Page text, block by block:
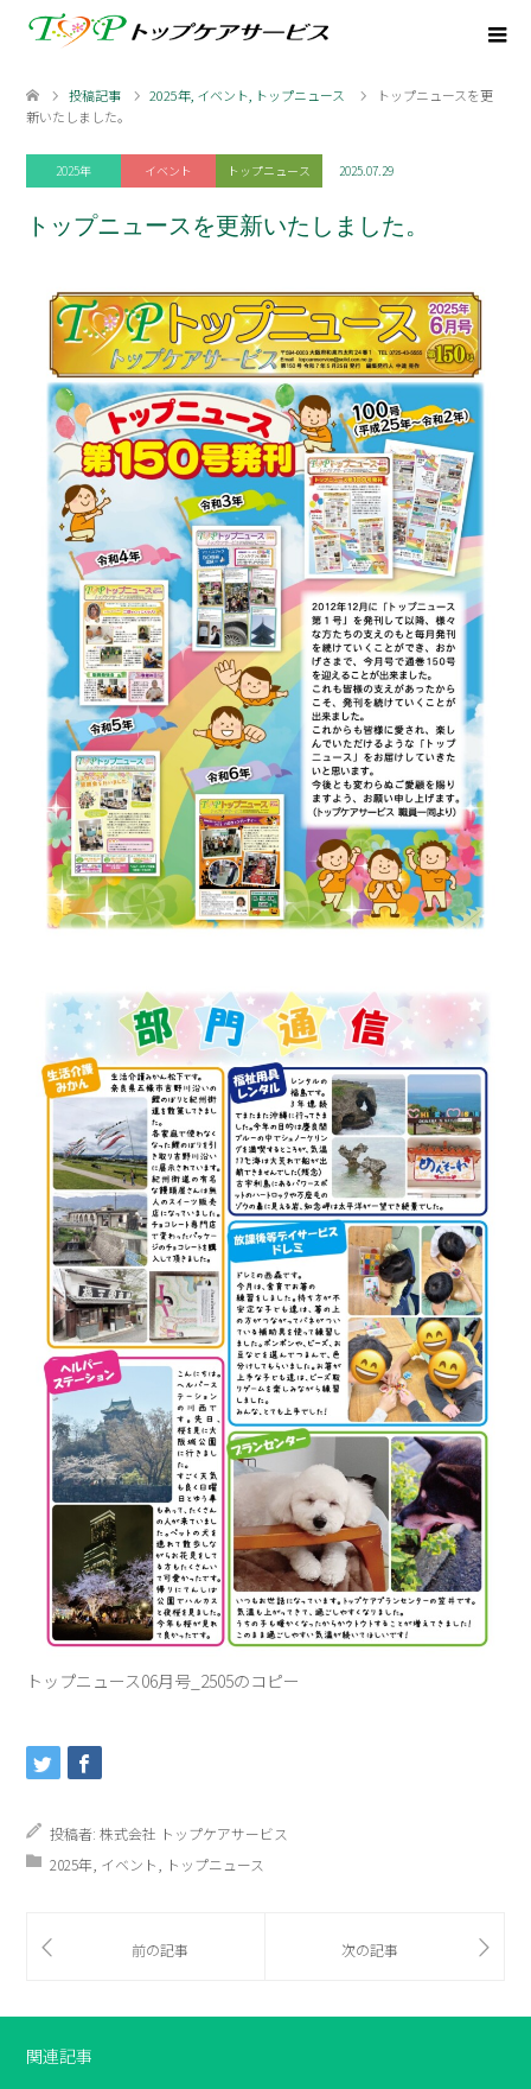
投稿記事 2025年 イベント トップニュース
トップニュースを更
新いたしました。
2025年 イベント トップニュース 2025.07.29
トップニュースを更新いたしました。
トップニュース06月号_2505のコピー
投稿者: 株式会社 トップケアサービス
2025年 イベント トップニュース
関連記事